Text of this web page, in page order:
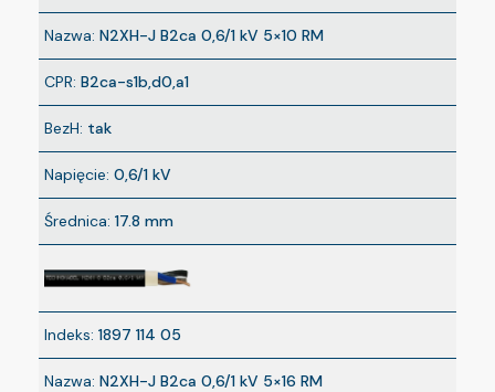
Nazwa: N2XH-J B2ca 0,6/1 kV 5×10 RM
CPR: B2ca-s1b,d0,a1
BezH: tak
Napięcie: 0,6/1 kV
Średnica: 17.8 mm
Indeks: 1897 114 05
Nazwa: N2XH-J B2ca 0,6/1 kV 5×16 RM